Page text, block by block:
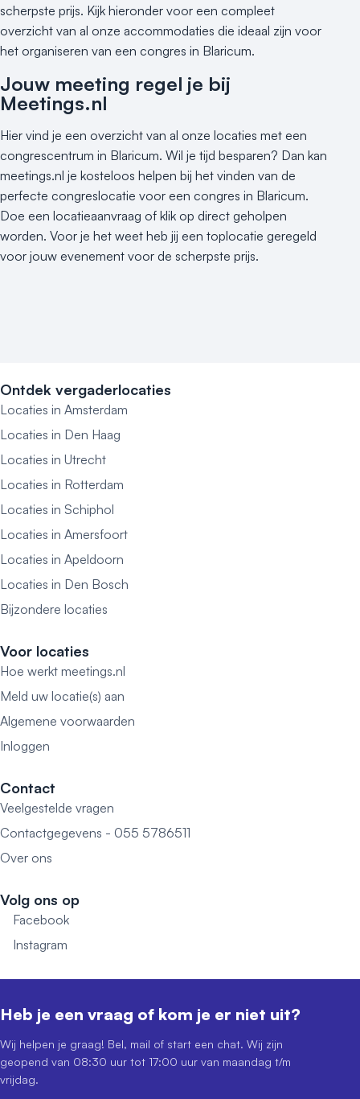
scherpste prijs. Kijk hieronder voor een compleet
overzicht van al onze accommodaties die ideaal zijn voor
het organiseren van een congres in Blaricum.
Jouw meeting regel je bij
Meetings.nl
Hier vind je een overzicht van al onze locaties met een
congrescentrum in Blaricum. Wil je tijd besparen? Dan kan
meetings.nl je kosteloos helpen bij het vinden van de
perfecte congreslocatie voor een congres in Blaricum.
Doe een locatieaanvraag of klik op direct geholpen
worden. Voor je het weet heb jij een toplocatie geregeld
voor jouw evenement voor de scherpste prijs.
Ontdek vergaderlocaties
Locaties in Amsterdam
Locaties in Den Haag
Locaties in Utrecht
Locaties in Rotterdam
Locaties in Schiphol
Locaties in Amersfoort
Locaties in Apeldoorn
Locaties in Den Bosch
Bijzondere locaties
Voor locaties
Hoe werkt meetings.nl
Meld uw locatie(s) aan
Algemene voorwaarden
Inloggen
Contact
Veelgestelde vragen
Contactgegevens - 055 5786511
Over ons
Volg ons op
Facebook
Instagram
Heb je een vraag of kom je er niet uit?
Wij helpen je graag! Bel, mail of start een chat. Wij zijn
geopend van 08:30 uur tot 17:00 uur van maandag t/m
vrijdag.